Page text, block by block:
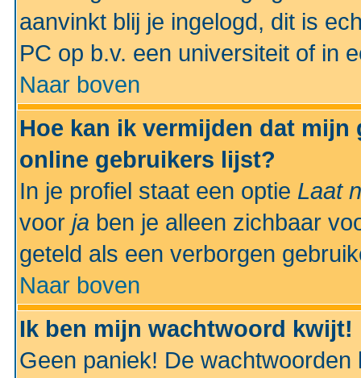
aanvinkt blij je ingelogd, dit is
PC op b.v. een universiteit of in
Naar boven
Hoe kan ik vermijden dat
online gebruikers lijst?
In je profiel staat een optie Laat
voor ja ben je alleen zichbaar
geteld als een verborgen
Naar boven
Ik ben mijn wachtwoord kwijt!
Geen paniek! De